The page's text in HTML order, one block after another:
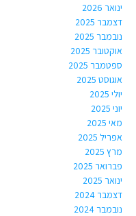
ינואר 2026
דצמבר 2025
נובמבר 2025
אוקטובר 2025
ספטמבר 2025
אוגוסט 2025
יולי 2025
יוני 2025
מאי 2025
אפריל 2025
מרץ 2025
פברואר 2025
ינואר 2025
דצמבר 2024
נובמבר 2024